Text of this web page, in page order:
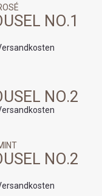
NO.1
NO.2
NO.2